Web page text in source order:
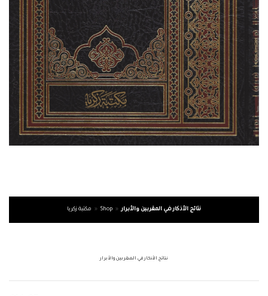
مكتبة زكريا » Shop » نتائج الأذكار في المقربين والأبرار
نتائج الأذكار في المقربين والأبرار